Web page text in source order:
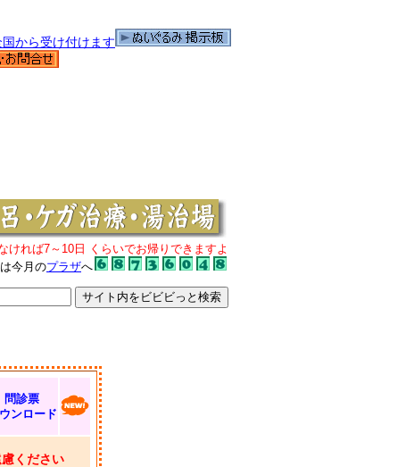
ければ7～10日 くらいでお帰りできますよ
今月のプラザへ
問診票
ンロード
ください